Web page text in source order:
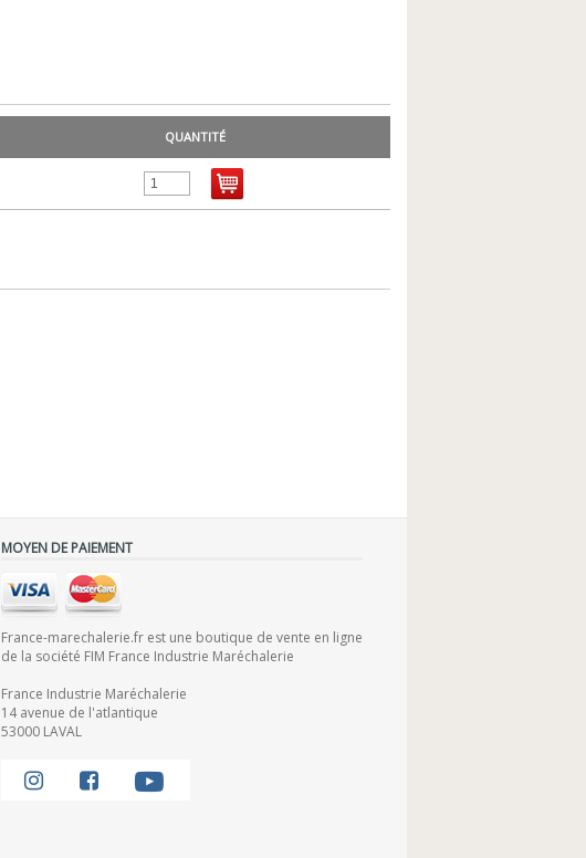
QUANTITÉ
MOYEN DE PAIEMENT
France-marechalerie.fr est une boutique de vente en ligne
de la société FIM France Industrie Maréchalerie
France Industrie Maréchalerie
14 avenue de l'atlantique
53000 LAVAL